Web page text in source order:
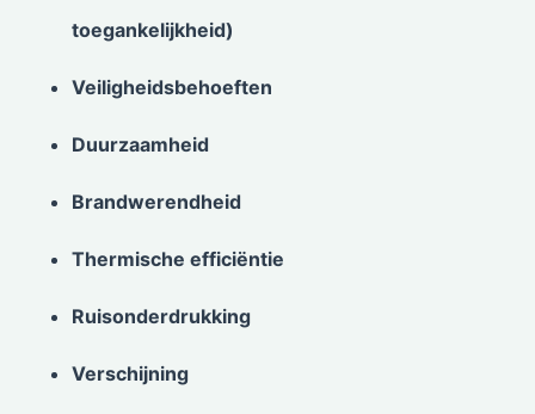
toegankelijkheid)
Veiligheidsbehoeften
Duurzaamheid
Brandwerendheid
Thermische efficiëntie
Ruisonderdrukking
Verschijning